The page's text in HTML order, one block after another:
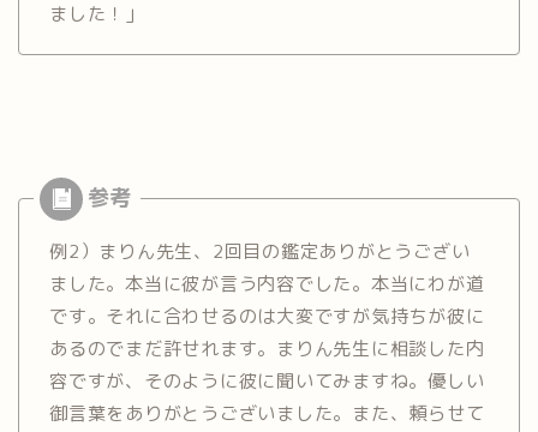
ました！」
例2）まりん先生、2回目の鑑定ありがとうござい
ました。本当に彼が言う内容でした。本当にわが道
です。それに合わせるのは大変ですが気持ちが彼に
あるのでまだ許せれます。まりん先生に相談した内
容ですが、そのように彼に聞いてみますね。優しい
御言葉をありがとうございました。また、頼らせて